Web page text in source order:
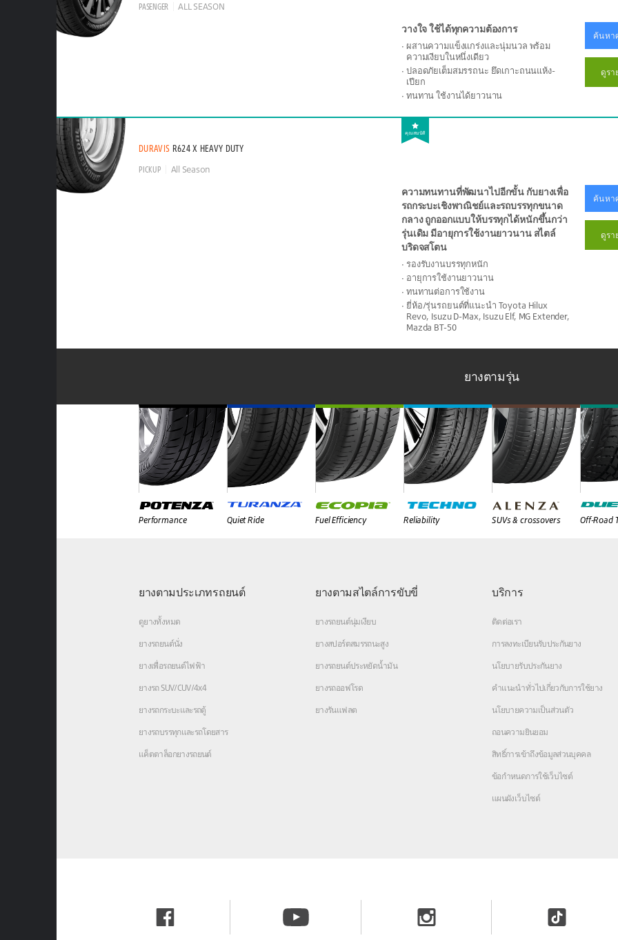
PASENGER ALL SEASON
วางใจ ใช้ได้ทุกความต้องการ
ผสานความแข็งแกร่งและนุ่มนวล พร้อม
ความเงียบในหนึ่งเดียว
ปลอดภัยเต็มสมรรถนะ ยึดเกาะถนนแห้ง-
เปียก
ทนทาน ใช้งานได้ยาวนาน
ค้นหา
ดูรา
คุณสมบัติ
DURAVIS R624 X HEAVY DUTY
PICKUP All Season
ความทนทานที่พัฒนาไปอีกขั้น กับยางเพื่อ
รถกระบะเชิงพาณิชย์และรถบรรทุกขนาด
กลาง ถูกออกแบบให้บรรทุกได้หนักขึ้นกว่า
รุ่นเดิม มีอายุการใช้งานยาวนาน สไตล์
บริดจสโตน
รองรับงานบรรทุกหนัก
อายุการใช้งานยาวนาน
ทนทานต่อการใช้งาน
ยี่ห้อ/รุ่นรถยนต์ที่แนะนำ Toyota Hilux
Revo, Isuzu D-Max, Isuzu Elf, MG Extender,
Mazda BT-50
ค้นหา
ดูรา
ยางตามรุ่น
Performance Quiet Ride Fuel Efficiency Reliability SUVs & crossovers Off-Road
ยางตามประเภทรถยนต์
ดูยางทั้งหมด
ยางรถยนต์นั่ง
ยางเพื่อรถยนต์ไฟฟ้า
ยางรถ SUV/CUV/4x4
ยางรถกระบะและรถตู้
ยางรถบรรทุกและรถโดยสาร
แค็ตตาล็อกยางรถยนต์
ยางตามสไตล์การขับขี่
ยางรถยนต์นุ่มเงียบ
ยางสปอร์ตสมรรถนะสูง
ยางรถยนต์ประหยัดน้ำมัน
ยางรถออฟโรด
ยางรันแฟลต
บริการ
ติดต่อเรา
การลงทะเบียนรับประกันยาง
นโยบายรับประกันยาง
คำแนะนำทั่วไปเกี่ยวกับการใช้ยาง
นโยบายความเป็นส่วนตัว
ถอนความยินยอม
สิทธิ์การเข้าถึงข้อมูลส่วนบุคคล
ข้อกำหนดการใช้เว็บไซต์
แผนผังเว็บไซต์